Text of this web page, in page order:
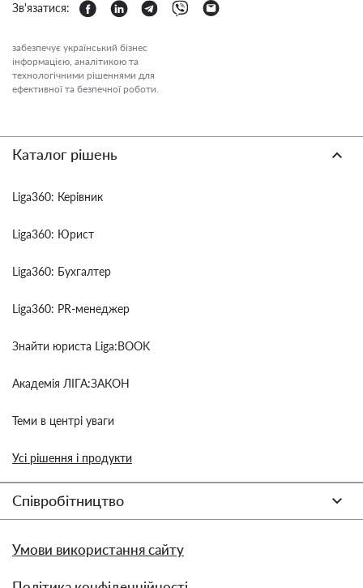
Зв'язатися:
забезпечує український бізнес
інформацією, аналітикою та
технологічними рішеннями для
ефективної та безпечної роботи.
Каталог рішень
Liga360: Керівник
Liga360: Юрист
Liga360: Бухгалтер
Liga360: PR-менеджер
Знайти юриста Liga:BOOK
Академія ЛІГА:ЗАКОН
Теми в центрі уваги
Усі рішення і продукти
Співробітництво
Умови використання сайту